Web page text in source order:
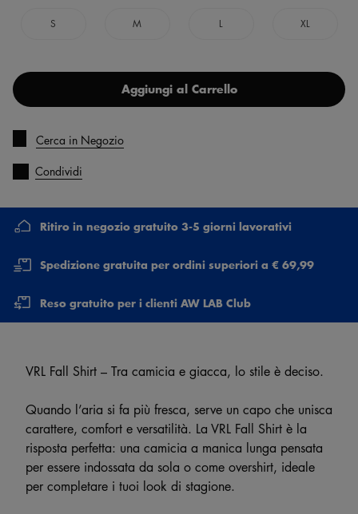
S M L XL
Aggiungi al Carrello
Cerca in Negozio
Condividi
Ritiro in negozio gratuito 3-5 giorni lavorativi
Spedizione gratuita per ordini superiori a € 69,99
Reso gratuito per i clienti AW LAB Club
VRL Fall Shirt – Tra camicia e giacca, lo stile è deciso.
Quando l’aria si fa più fresca, serve un capo che unisca
carattere, comfort e versatilità. La VRL Fall Shirt è la
risposta perfetta: una camicia a manica lunga pensata
per essere indossata da sola o come overshirt, ideale
per completare i tuoi look di stagione.